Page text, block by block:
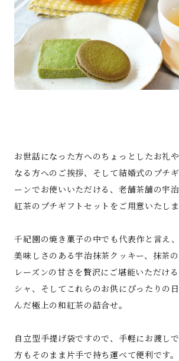
お世話になった方へのちょっとしたお礼
なる方へのご挨拶、そして結婚式のプチ
ーンでお使いいただける、老舗茶舗の宇
紅茶のプチギフトセットをご用意いたしま
千紀園の焼き菓子の中でも代表作と言え
美味しさのある宇治抹茶クッキー、抹茶
レーズンの甘さを贅沢にご堪能いただけ
シャ、そしてこれらのお供にぴったりの
んだ極上の和紅茶の詰合せ。
自立型手提げ袋ですので、手軽にお渡し
方もそのまま片手で持ち運べて便利です。